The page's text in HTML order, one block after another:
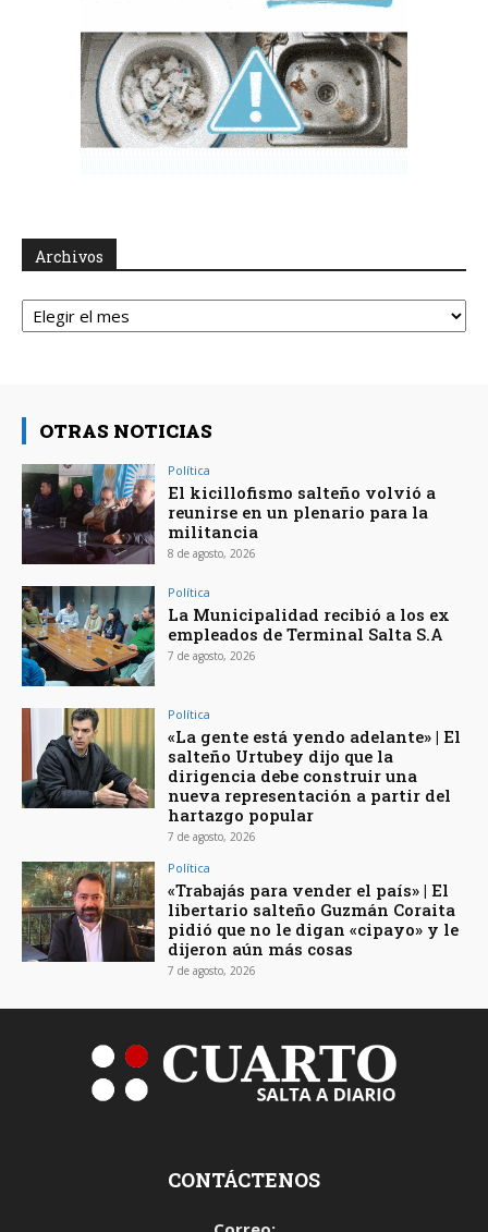
Archivos
Archivos
OTRAS NOTICIAS
Política
El kicillofismo salteño volvió a
reunirse en un plenario para la
militancia
8 de agosto, 2026
Política
La Municipalidad recibió a los ex
empleados de Terminal Salta S.A
7 de agosto, 2026
Política
«La gente está yendo adelante» | El
salteño Urtubey dijo que la
dirigencia debe construir una
nueva representación a partir del
hartazgo popular
7 de agosto, 2026
Política
«Trabajás para vender el país» | El
libertario salteño Guzmán Coraita
pidió que no le digan «cipayo» y le
dijeron aún más cosas
7 de agosto, 2026
CONTÁCTENOS